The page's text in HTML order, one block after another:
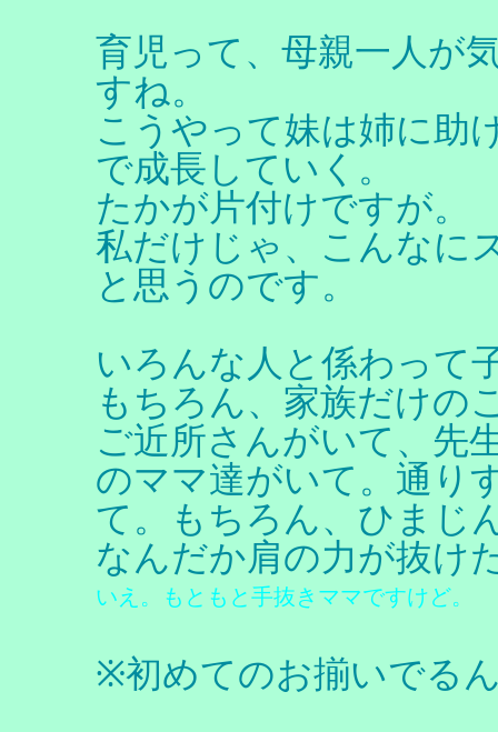
育児って、母親一人が
すね。
こうやって妹は姉に助
で成長していく。
たかが片付けですが。
私だけじゃ、こんなに
と思うのです。
いろんな人と係わって
もちろん、家族だけの
ご近所さんがいて、先
のママ達がいて。通り
て。もちろん、ひまじ
なんだか肩の力が抜け
いえ。もともと手抜きママですけど。
※初めてのお揃いでる